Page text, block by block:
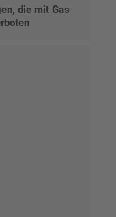
die mit Gas